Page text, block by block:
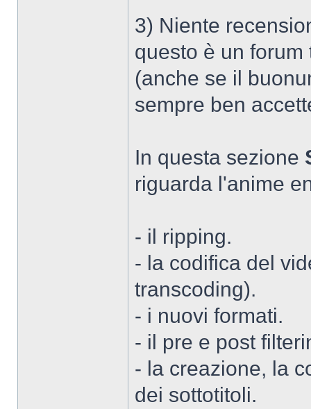
3) Niente
questo è un
(anche se il
sempre ben
In questa sezione
riguarda l'anime
- il ripping.
- la codifica del
transcoding).
- i nuovi formati.
- il pre e post
- la creazione, la
dei sottotitoli.